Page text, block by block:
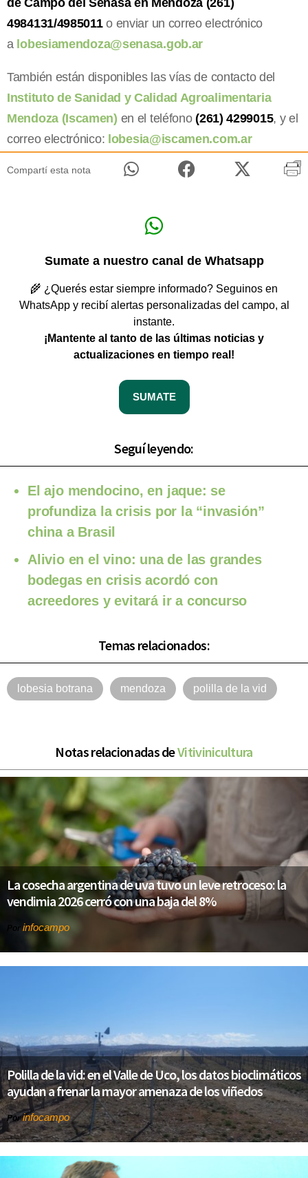
4984131/4985011o enviar un correo electrónico
a lobesiamendoza@senasa.gob.ar
También están disponibles las vías de contacto del
Instituto de Sanidad y Calidad Agroalimentaria
Mendoza (Iscamen) en el teléfono(261) 4299015, y el
correo electrónico: lobesia@iscamen.com.ar
Compartí esta nota
Sumate a nuestro canal de Whatsapp
🌾 ¿Querés estar siempre informado? Seguinos en
WhatsApp y recibí alertas personalizadas del campo, al
instante.
¡Mantente al tanto de las últimas noticias y
actualizaciones en tiempo real!
SUMATE
Seguí leyendo:
El ajo mendocino, en jaque: se
profundiza la crisis por la “invasión”
china a Brasil
Alivio en el vino: una de las grandes
bodegas en crisis acordó con
acreedores y evitará ir a concurso
Temas relacionados:
lobesia botrana mendoza polilla de la vid
Notas relacionadas deVitivinicultura
La cosecha argentina de uva tuvo un leve retroceso: la
vendimia 2026 cerró con una baja del 8%
Por infocampo
Polilla de la vid: en el Valle de Uco, los datos bioclimáticos
ayudan a frenar la mayor amenaza de los viñedos
Porinfocampo